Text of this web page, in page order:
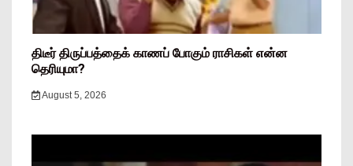
திடீர் திருப்பத்தைக் காணப் போகும் ராசிகள் என்ன
தெரியுமா?
August 5, 2026